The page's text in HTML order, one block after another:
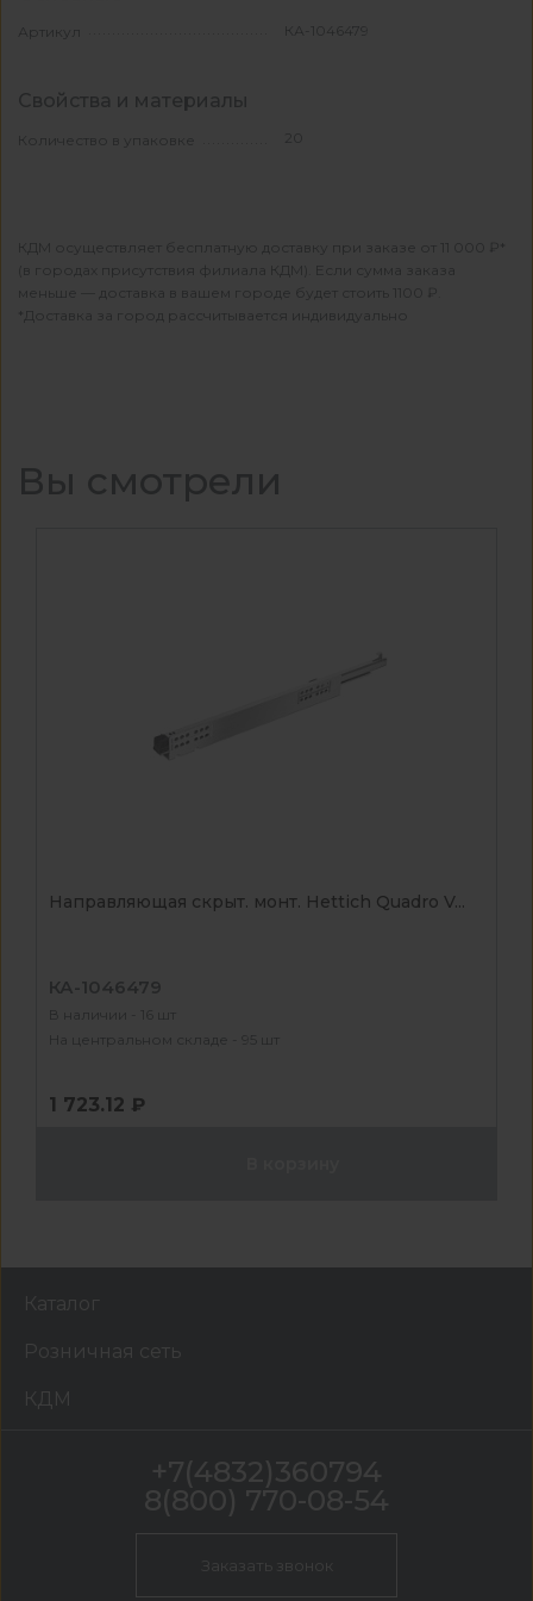
Артикул КА-1046479
Свойства и материалы
Количество в упаковке 20
КДМ осуществляет бесплатную доставку при заказе от 11 000 ₽*
(в городах присутствия филиала КДМ). Если сумма заказа
меньше — доставка в вашем городе будет стоить 1100 ₽.
*Доставка за город рассчитывается индивидуально
Вы смотрели
Направляющая скрыт. монт. Hettich Quadro V...
КА-1046479
В наличии - 16 шт
На центральном складе - 95 шт
1 723.12 ₽
Каталог
Розничная сеть
КДМ
+7(4832)360794
8(800) 770-08-54
Заказать звонок